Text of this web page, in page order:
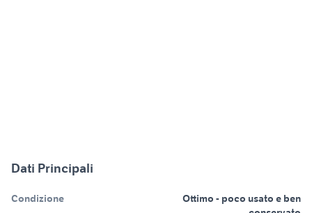
Dati Principali
Condizione
Ottimo - poco usato e ben